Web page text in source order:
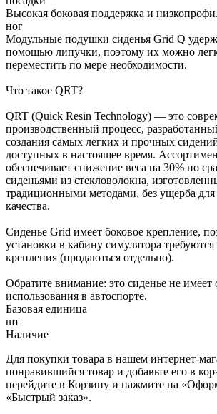
Высокая боковая поддержка и
ног
Модульные подушки сиденья Grid Q
помощью липучки, поэтому их можно
переместить по мере необходимости.
Что такое QRT?
QRT (Quick Resin Technology) — это
производственный процесс,
создания самых легких и прочных
доступных в настоящее время.
обеспечивает снижение веса на 30% по
сиденьями из стекловолокна,
традиционными методами, без ущерба для
качества.
Сиденье Grid имеет боковое крепление,
установки в кабину симулятора
крепления (продаються отдельно).
Обратите внимание: это сиденье не
использования в автоспорте.
Базовая единица
шт
Наличие
Для покупки товара в нашем интернет-
понравившийся товар и добавьте его в
перейдите в Корзину и нажмите на
«Быстрый заказ».